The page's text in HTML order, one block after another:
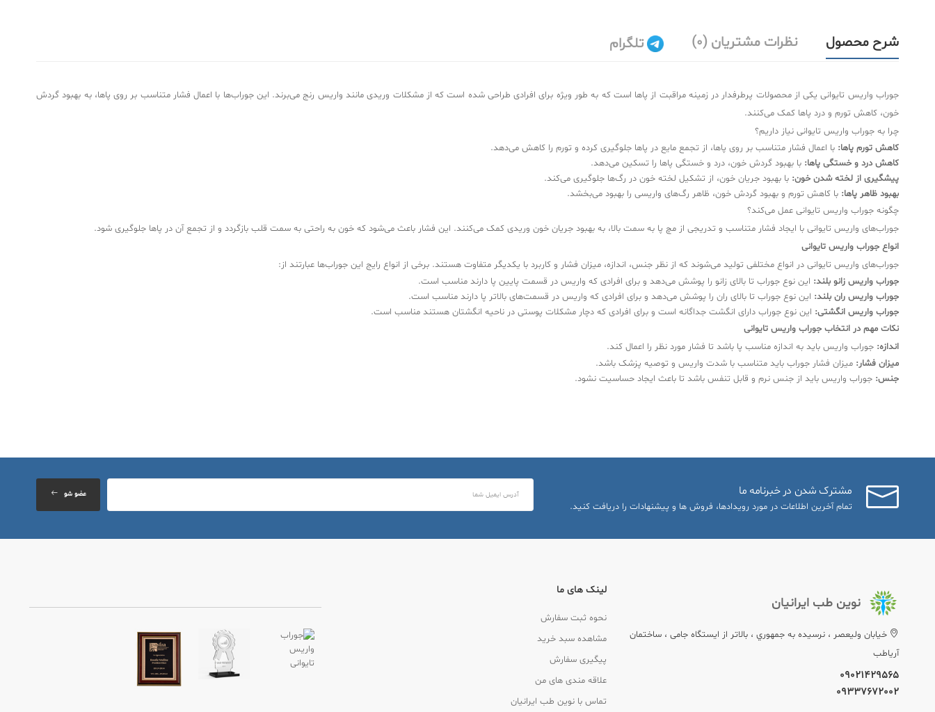
شرح محصول نظرات مشتریان (0) تلگرام
جوراب واریس تایوانی یکی از محصولات پرطرفدار در زمینه مراقبت از پاها است که به طور ویژه برای افرادی طراحی شده است که از مشکلات وریدی مانند واریس رنج می‌برند. این جوراب‌ها با اعمال فشار متناسب بر روی پاها، به بهبود گردش
خون، کاهش تورم و درد پاها کمک می‌کنند.
چرا به جوراب واریس تایوانی نیاز داریم؟
کاهش تورم پاها: با اعمال فشار متناسب بر روی پاها، از تجمع مایع در پاها جلوگیری کرده و تورم را کاهش می‌دهد.
کاهش درد و خستگی پاها: با بهبود گردش خون، درد و خستگی پاها را تسکین می‌دهد.
پیشگیری از لخته شدن خون: با بهبود جریان خون، از تشکیل لخته خون در رگ‌ها جلوگیری می‌کند.
بهبود ظاهر پاها: با کاهش تورم و بهبود گردش خون، ظاهر رگ‌های واریسی را بهبود می‌بخشد.
چگونه جوراب واریس تایوانی عمل می‌کند؟
جوراب‌های واریس تایوانی با ایجاد فشار متناسب و تدریجی از مچ پا به سمت بالا، به بهبود جریان خون وریدی کمک می‌کنند. این فشار باعث می‌شود که خون به راحتی به سمت قلب بازگردد و از تجمع آن در پاها جلوگیری شود.
انواع جوراب واریس تایوانی
جوراب‌های واریس تایوانی در انواع مختلفی تولید می‌شوند که از نظر جنس، اندازه، میزان فشار و کاربرد با یکدیگر متفاوت هستند. برخی از انواع رایج این جوراب‌ها عبارتند از:
جوراب واریس زانو بلند: این نوع جوراب تا بالای زانو را پوشش می‌دهد و برای افرادی که واریس در قسمت پایین پا دارند مناسب است.
جوراب واریس ران بلند: این نوع جوراب تا بالای ران را پوشش می‌دهد و برای افرادی که واریس در قسمت‌های بالاتر پا دارند مناسب است.
جوراب واریس انگشتی: این نوع جوراب دارای انگشت جداگانه است و برای افرادی که دچار مشکلات پوستی در ناحیه انگشتان هستند مناسب است.
نکات مهم در انتخاب جوراب واریس تایوانی
اندازه: جوراب واریس باید به اندازه مناسب پا باشد تا فشار مورد نظر را اعمال کند.
میزان فشار: میزان فشار جوراب باید متناسب با شدت واریس و توصیه پزشک باشد.
جنس: جوراب واریس باید از جنس نرم و قابل تنفس باشد تا باعث ایجاد حساسیت نشود.
مشترک شدن در خبرنامه ما
تمام آخرین اطلاعات در مورد رویدادها، فروش ها و پیشنهادات را دریافت کنید.
عضو شو
نوین طب ایرانیان
خيابان وليعصر ، نرسيده به جمهوري ، بالاتر از ایستگاه جامی ، ساختمان
آریاطب
09021429565
09337672002
لینک های ما
نحوه ثبت سفارش
مشاهده سبد خرید
پیگیری سفارش
علاقه مندی های من
تماس با نوین طب ایرانیان